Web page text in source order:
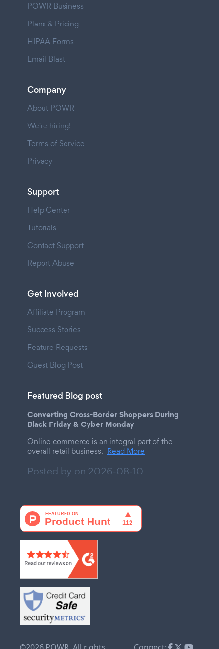
POWR Business
Plans & Pricing
HIPAA Forms
Email Blast
Company
About POWR
We're hiring!
Terms of Service
Privacy
Support
Help Center
Tutorials
Contact Support
Report Abuse
Get Involved
Affiliate Program
Success Stories
Feature Requests
Guest Blog Post
Featured Blog post
Converting Cross-Border Shoppers During
Black Friday & Cyber Monday
Online commerce is an integral part of the
overall retail business. Read More
Posted by on 2026-08-10